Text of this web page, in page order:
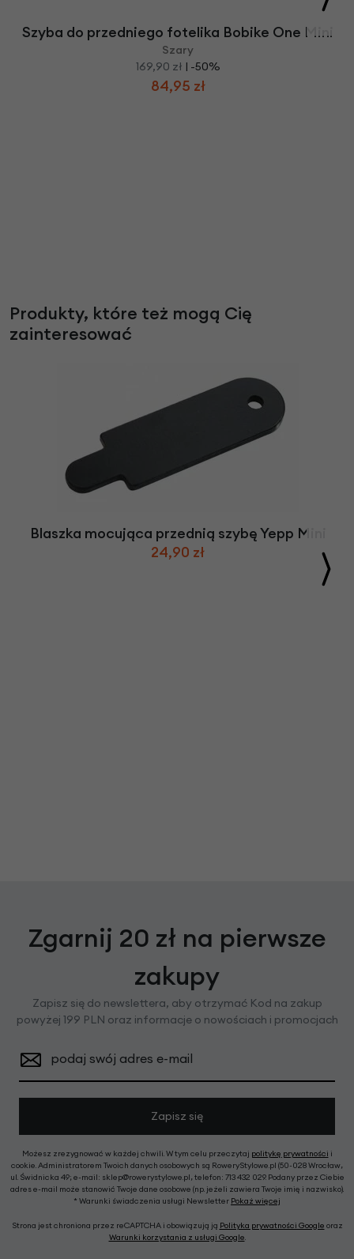
Szyba do przedniego fotelika Bobike One Mini
Szary
169,90 zł | -50%
84,95 zł
Produkty, które też mogą Cię
zainteresować
Blaszka mocująca przednią szybę Yepp Mini
24,90 zł
Zgarnij 20 zł na pierwsze
zakupy
Zapisz się do newslettera, aby otrzymać Kod na zakup
powyżej 199 PLN oraz informacje o nowościach i promocjach
podaj swój adres e-mail
Zapisz się
Możesz zrezygnować w każdej chwili. W tym celu przeczytaj politykę prywatności i
cookie. Administratorem Twoich danych osobowych są RoweryStylowe.pl (50-028 Wrocław,
ul. Świdnicka 49; e-mail: sklep@rowerystylowe.pl, telefon: 713 432 029. Podany przez Ciebie
adres e-mail może stanowić Twoje dane osobowe (np. jeżeli zawiera Twoje imię i nazwisko).
* Warunki świadczenia usługi Newsletter Pokaż więcej
Strona jest chroniona przez reCAPTCHA i obowiązują ją Polityka prywatności Google oraz
Warunki korzystania z usługi Google.